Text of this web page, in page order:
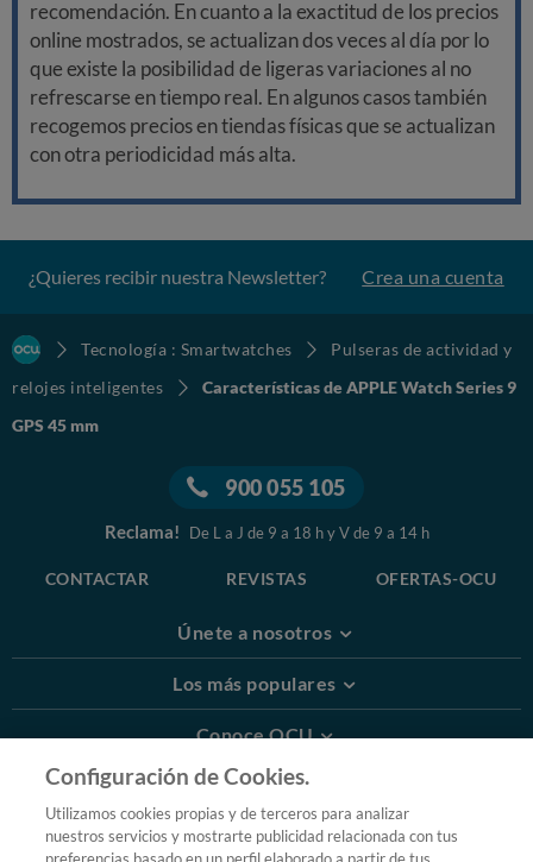
recomendación. En cuanto a la exactitud de los precios
online mostrados, se actualizan dos veces al día por lo
que existe la posibilidad de ligeras variaciones al no
refrescarse en tiempo real. En algunos casos también
recogemos precios en tiendas físicas que se actualizan
con otra periodicidad más alta.
¿Quieres recibir nuestra Newsletter? Crea una cuenta
Tecnología : Smartwatches
Pulseras de actividad y
relojes inteligentes
Características de APPLE Watch Series 9
GPS 45 mm
900 055 105
Reclama! De L a J de 9 a 18 h y V de 9 a 14 h
CONTACTAR REVISTAS OFERTAS-OCU
Únete a nosotros
Los más populares
Conoce OCU
Más Información
© 2026 OCU
Configuración de Cookies.
Utilizamos cookies propias y de terceros para analizar
nuestros servicios y mostrarte publicidad relacionada con tus